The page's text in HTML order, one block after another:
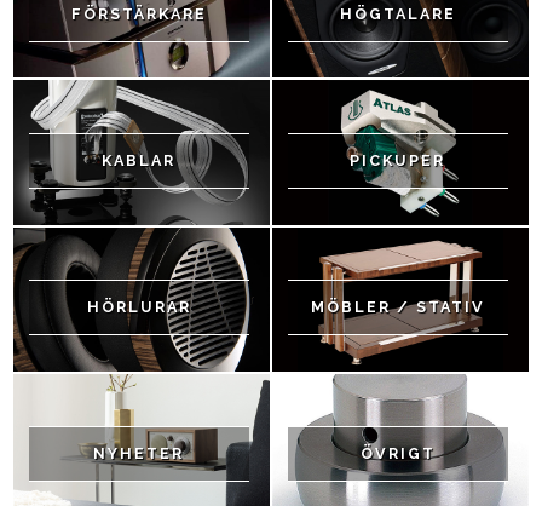
FÖRSTÄRKARE HÖGTALARE
KABLAR PICKUPER
HÖRLURAR MÖBLER / STATIV
NYHETER ÖVRIGT